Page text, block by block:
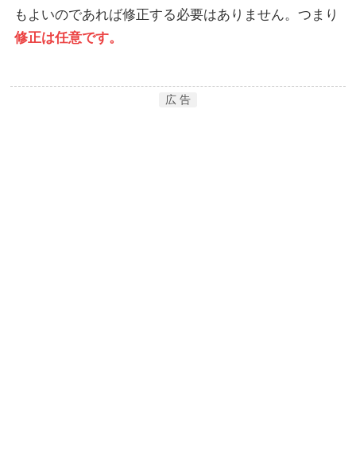
もよいのであれば修正する必要はありません。つまり
修正は任意です。
広 告